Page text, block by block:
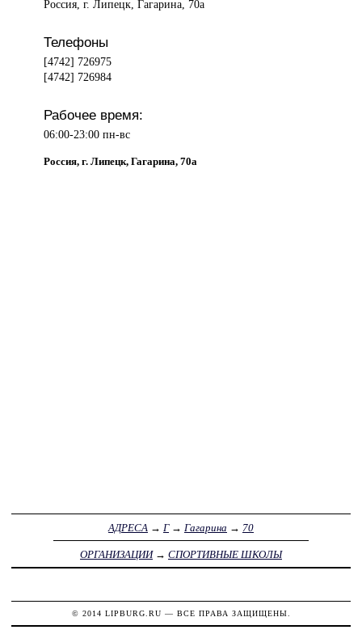
Россия, г. Липецк, Гагарина, 70а
Телефоны
[4742] 726975
[4742] 726984
Рабочее время:
06:00-23:00 пн-вс
Россия, г. Липецк, Гагарина, 70а
АДРЕСА → Г→ Гагарина → 70
ОРГАНИЗАЦИИ→ СПОРТИВНЫЕ ШКОЛЫ
© 2014 LIPBURG.RU — ВСЕ ПРАВА ЗАЩИЩЕНЫ.